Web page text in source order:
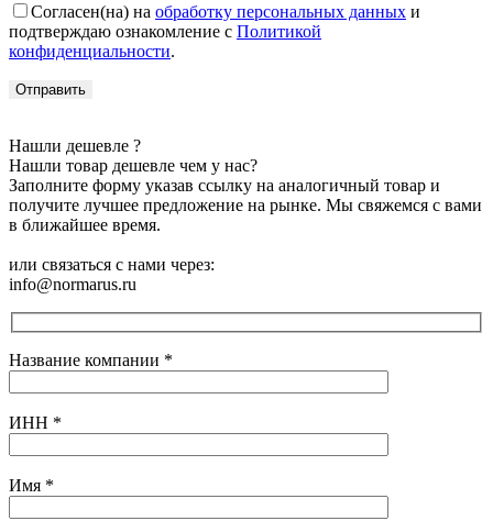
Согласен(на) на обработку персональных данных и
подтверждаю ознакомление с Политикой
конфиденциальности.
Нашли дешевле ?
Нашли товар дешевле чем у нас?
Заполните форму указав ссылку на аналогичный товар и
получите лучшее предложение на рынке. Мы свяжемся с вами
в ближайшее время.
или связаться с нами через:
info@normarus.ru
Название компании *
ИНН *
Имя *